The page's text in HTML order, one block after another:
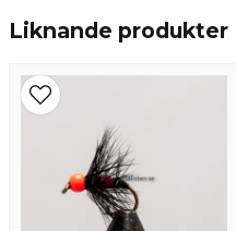
Liknande produkter
Ja, ni får publicera
Bra fluga !
för 2 år sedan